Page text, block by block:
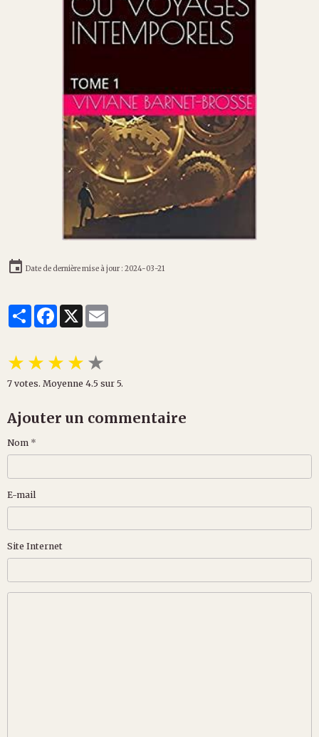
Date de dernière mise à jour : 2024-03-21
PartagerFacebook
X
★★★★★
7 votes. Moyenne 4.5 sur 5.
Ajouter un commentaire
Nom
E-mail
Site Internet